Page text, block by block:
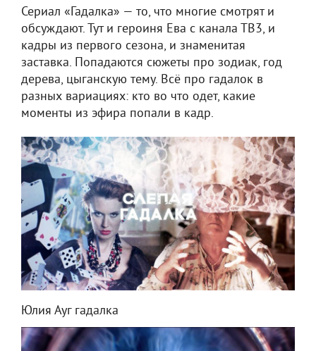
Сериал «Гадалка» — то, что многие смотрят и
обсуждают. Тут и героиня Ева с канала ТВ3, и
кадры из первого сезона, и знаменитая
заставка. Попадаются сюжеты про зодиак, год
дерева, цыганскую тему. Всё про гадалок в
разных вариациях: кто во что одет, какие
моменты из эфира попали в кадр.
Юлия Ауг гадалка